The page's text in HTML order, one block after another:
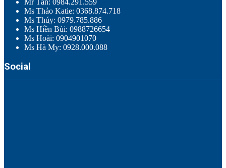
Ms Thảo Katie: 0368.874.718
Ms Thúy: 0979.785.886
Ms Hiền Bùi: 0988726654
Ms Hoài: 0904901070
Ms Hà My: 0928.000.088
Social